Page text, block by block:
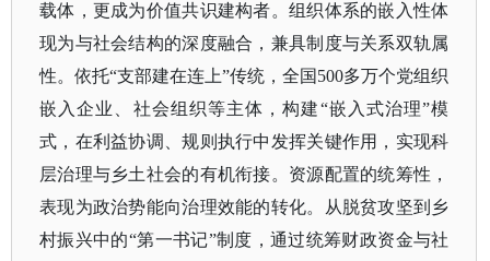
载体，更成为价值共识建构者。组织体系的嵌入性体
现为与社会结构的深度融合，兼具制度与关系双轨属
性。依托“支部建在连上”传统，全国500多万个党组织
嵌入企业、社会组织等主体，构建“嵌入式治理”模
式，在利益协调、规则执行中发挥关键作用，实现科
层治理与乡土社会的有机衔接。资源配置的统筹性，
表现为政治势能向治理效能的转化。从脱贫攻坚到乡
村振兴中的“第一书记”制度，通过统筹财政资金与社